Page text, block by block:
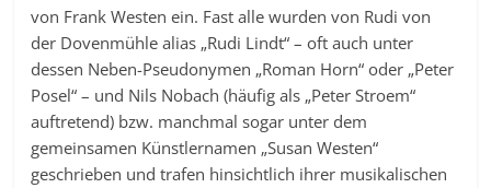
von Frank Westen ein. Fast alle wurden von Rudi von
der Dovenmühle alias „Rudi Lindt“ – oft auch unter
dessen Neben-Pseudonymen „Roman Horn“ oder „Peter
Posel“ – und Nils Nobach (häufig als „Peter Stroem“
auftretend) bzw. manchmal sogar unter dem
gemeinsamen Künstlernamen „Susan Westen“
geschrieben und trafen hinsichtlich ihrer musikalischen